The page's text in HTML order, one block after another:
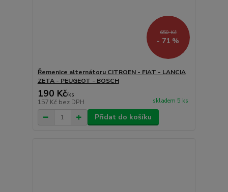
650 Kč
- 71 %
Řemenice alternátoru CITROEN - FIAT - LANCIA
ZETA - PEUGEOT - BOSCH
190 Kč/ks
157 Kč bez DPH skladem 5 ks
Přidat do košíku